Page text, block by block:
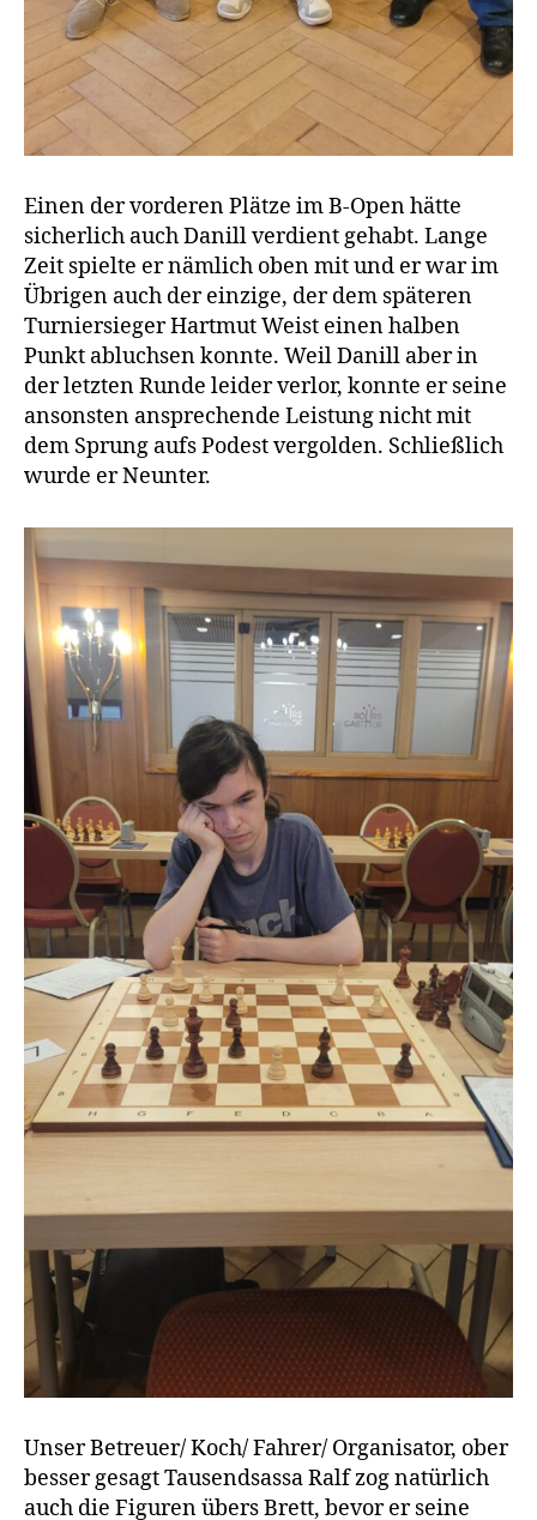
Einen der vorderen Plätze im B-Open hätte
sicherlich auch Danill verdient gehabt. Lange
Zeit spielte er nämlich oben mit und er war im
Übrigen auch der einzige, der dem späteren
Turniersieger Hartmut Weist einen halben
Punkt abluchsen konnte. Weil Danill aber in
der letzten Runde leider verlor, konnte er seine
ansonsten ansprechende Leistung nicht mit
dem Sprung aufs Podest vergolden. Schließlich
wurde er Neunter.
Unser Betreuer/ Koch/ Fahrer/ Organisator, ober
besser gesagt Tausendsassa Ralf zog natürlich
auch die Figuren übers Brett, bevor er seine